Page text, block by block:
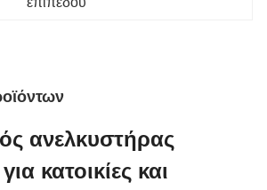
ανελκυστήρας
κατοικίες και